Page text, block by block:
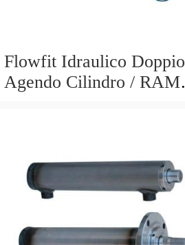
Flowfit Idraulico Doppio
Agendo Cilindro / RAM